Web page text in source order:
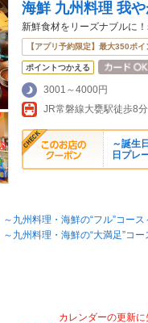
海鮮 九州料理 我や
新鮮食材をリーズナブルに
【アプリ予約限定】最大350ポ
ポイントつかえる
3001～4000円
JR常磐線大甕駅徒歩8分
～誕生
日プレ
九州料理・海鮮の“フル”コース
九州料理・海鮮の“大満足”コー
カレンダーの更新に